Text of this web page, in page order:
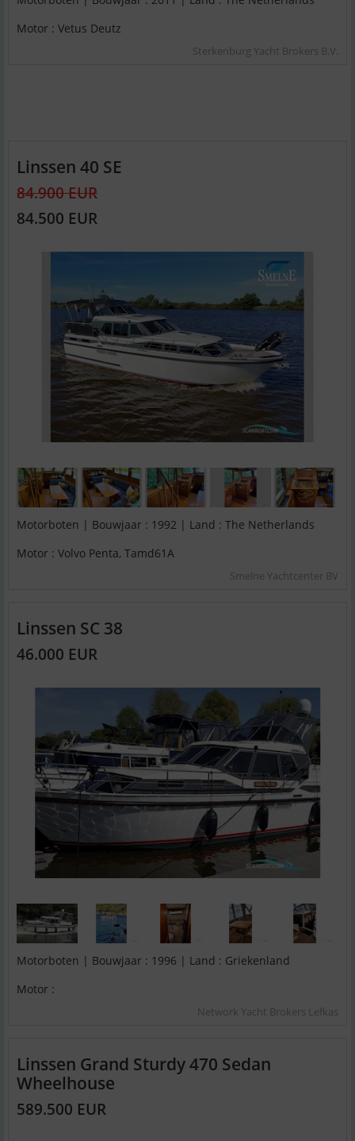
Motor : Vetus Deutz
Sterkenburg Yacht Brokers B.V.
Linssen 40 SE
84.900 EUR
84.500 EUR
Motorboten | Bouwjaar : 1992 | Land : The Netherlands
Motor : Volvo Penta, Tamd61A
Smelne Yachtcenter BV
Linssen SC 38
46.000 EUR
Motorboten | Bouwjaar : 1996 | Land : Griekenland
Motor :
Network Yacht Brokers Lefkas
Linssen Grand Sturdy 470 Sedan
Wheelhouse
589.500 EUR